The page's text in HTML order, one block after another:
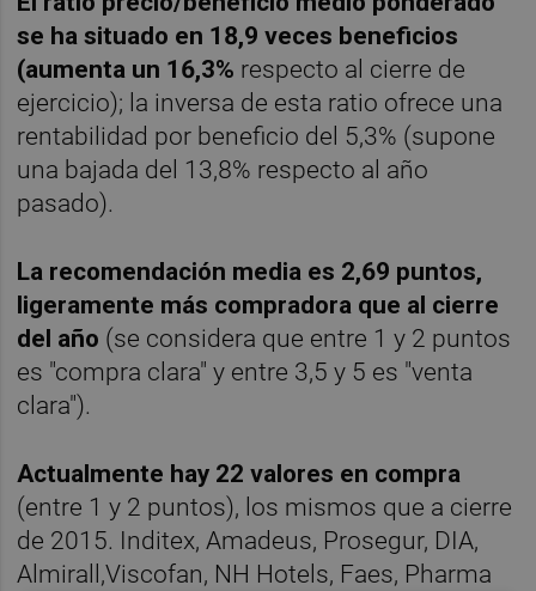
se ha situado en 18,9 veces beneficios
(aumenta un 16,3% respecto al cierre de
ejercicio); la inversa de esta ratio ofrece una
rentabilidad por beneficio del 5,3% (supone
una bajada del 13,8% respecto al año
pasado).
La recomendación media es 2,69 puntos,
ligeramente más compradora que al cierre
del año (se considera que entre 1 y 2 puntos
es "compra clara" y entre 3,5 y 5 es "venta
clara").
Actualmente hay 22 valores en compra
(entre 1 y 2 puntos), los mismos que a cierre
de 2015. Inditex, Amadeus, Prosegur, DIA,
Almirall,Viscofan, NH Hotels, Faes, Pharma